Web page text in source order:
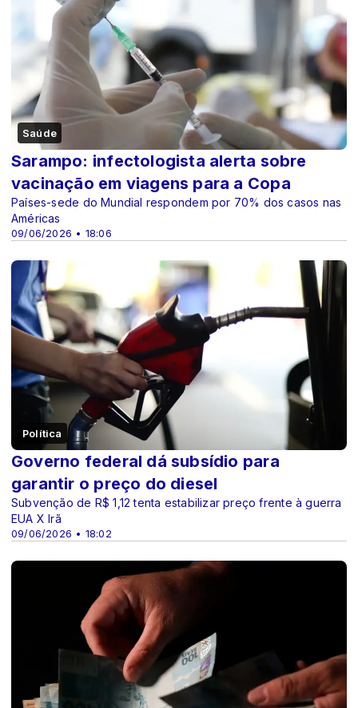
Saúde
09/06/2026 • 18:06
Sarampo: infectologista alerta sobre
vacinação em viagens para a Copa
Países-sede do Mundial respondem por 70% dos casos nas
Américas
Política
09/06/2026 • 18:02
Governo federal dá subsídio para
garantir o preço do diesel
Subvenção de R$ 1,12 tenta estabilizar preço frente à guerra
EUA X Irã